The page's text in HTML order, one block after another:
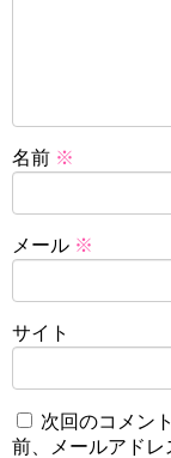
名前 ※
メール ※
サイト
次回のコメン
前、メールアドレ